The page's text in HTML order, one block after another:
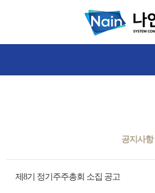
공지
공지사항
제8기 정기주주총회 소집 공고